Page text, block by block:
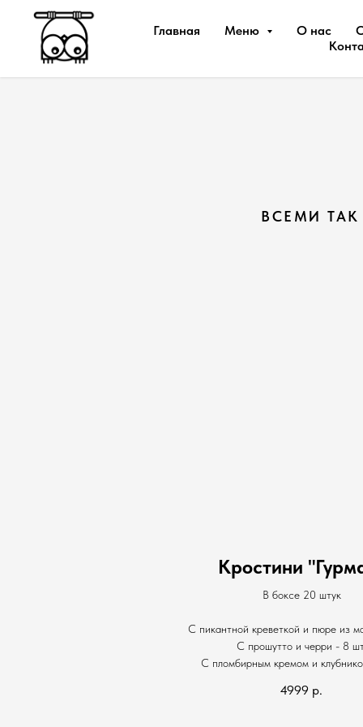
Главная Меню О нас
ВСЕМИ
Кростини
В боксе 20 штук
С пикантной креветкой и пюре из
С прошутто и черри - 8
С пломбирным кремом и
4999 р.